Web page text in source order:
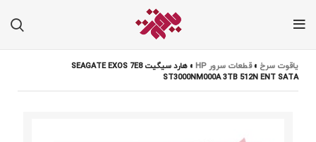
یاقوت سرخ »قطعات سرور HP »
هارد سیگیت SEAGATE EXOS 7E8
ST3000NM000A 3TB 512N ENT SATA